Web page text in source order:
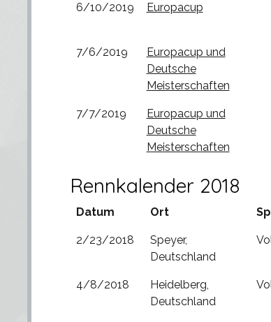
6/10/2019 Europacup
7/6/2019
Europacup und
Deutsche
Meisterschaften
7/7/2019
Europacup und
Deutsche
Meisterschaften
Rennkalender 2018
Datum Ort
2/23/2018
Speyer,
Deutschland
4/8/2018
Heidelberg,
Deutschland